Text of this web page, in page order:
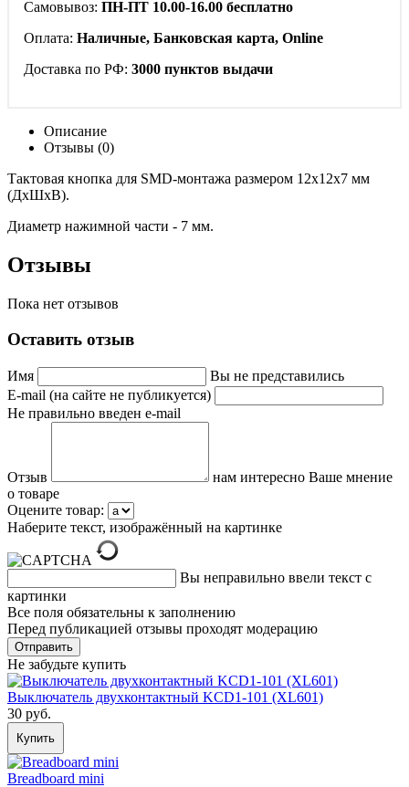
Самовывоз: ПН-ПТ 10.00-16.00 бесплатно
Оплата: Наличные, Банковская карта, Online
Доставка по РФ: 3000 пунктов выдачи
Описание
Отзывы (0)
Тактовая кнопка для SMD-монтажа размером 12х12х7 мм
(ДхШхВ).
Диаметр нажимной части - 7 мм.
Отзывы
Пока нет отзывов
Оставить отзыв
Имя
Вы не представились
E-mail (на сайте не публикуется)
Не правильно введен e-mail
Отзыв
нам интересно Ваше мнение
о товаре
Оцените товар:
Наберите текст, изображённый на картинке
Вы неправильно ввели текст с
картинки
Все поля обязательны к заполнению
Перед публикацией отзывы проходят модерацию
Не забудьте купить
Выключатель двухконтактный KCD1-101 (XL601)
30 руб.
Купить
Breadboard mini